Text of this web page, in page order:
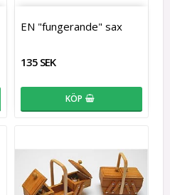
EN "fungerande" sax
135 SEK
KÖP